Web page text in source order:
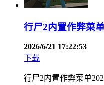
行尸2内置作弊菜
2026/6/21 17:22:53
下载
行尸2内置作弊菜单